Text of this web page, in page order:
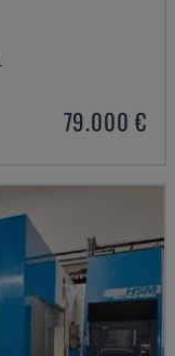
79.000 €